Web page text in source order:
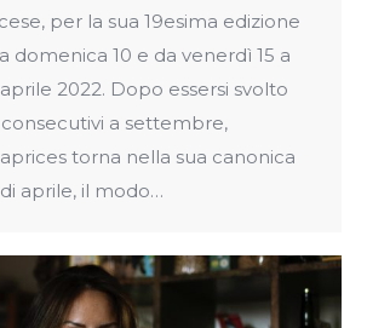
per la sua 19esima edizione
domenica 10 e da venerdì 15 a
2022. Dopo essersi svolto
a settembre,
torna nella sua canonica
aprile, il modo…